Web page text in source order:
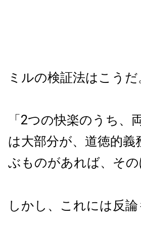
ミルの検証法はこうだ
「2つの快楽のうち、
は大部分が、道徳的
ぶものがあれば、そ
しかし、これには反論